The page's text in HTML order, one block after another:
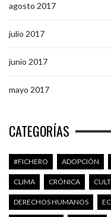
agosto 2017
julio 2017
junio 2017
mayo 2017
CATEGORÍAS
#FICHERO ADOPCIÓN
CLIMA CRÓNICA
DERECHOS HUMANOS